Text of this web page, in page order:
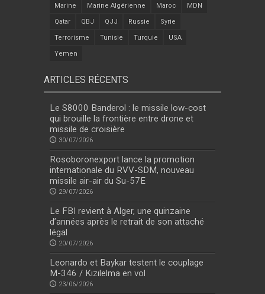
Marine Marine Algérienne Maroc MDN
Qatar QBJ QJJ Russie Syrie
Terrorisme Tunisie Turquie USA
Yemen
ARTICLES RÉCENTS
Le S8000 Banderol : le missile low-cost
qui brouille la frontière entre drone et
missile de croisière
30/07/2026
Rosoboronexport lance la promotion
internationale du RVV-SDM, nouveau
missile air-air du Su-57E
29/07/2026
Le FBI revient à Alger, une quinzaine
d’années après le retrait de son attaché
légal
20/07/2026
Leonardo et Baykar testent le couplage
M-346 / Kızılelma en vol
23/06/2026